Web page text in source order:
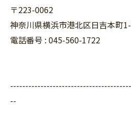
〒223-0062
神奈川県横浜市港北区日吉本町
電話番号 : 045-560-1722
--